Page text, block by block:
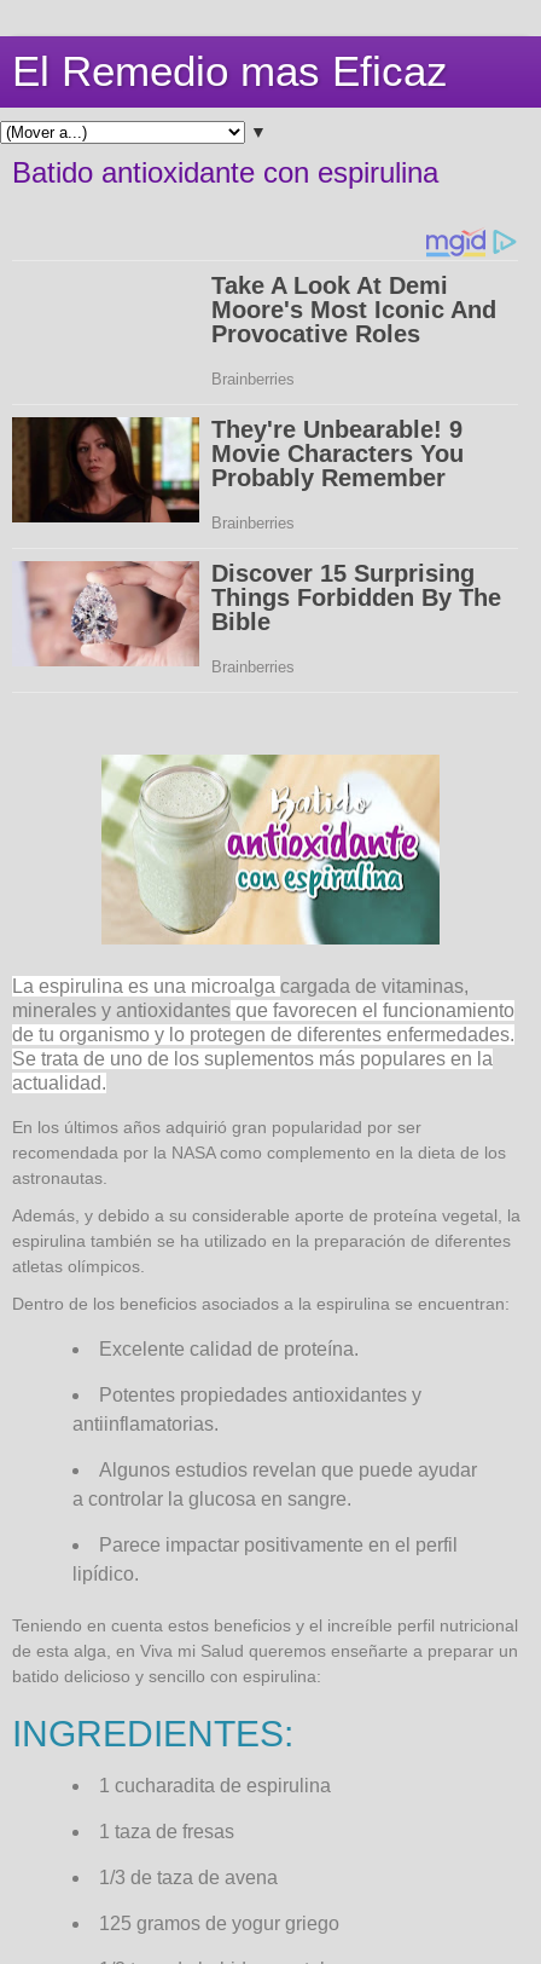
El Remedio mas Eficaz
▼
Batido antioxidante con espirulina
La espirulina es una microalga cargada de vitaminas,
minerales y antioxidantes que favorecen el funcionamiento
de tu organismo y lo protegen de diferentes enfermedades.
Se trata de uno de los suplementos más populares en la
actualidad.
En los últimos años adquirió gran popularidad por ser
recomendada por la NASA como complemento en la dieta de los
astronautas.
Además, y debido a su considerable aporte de proteína vegetal, la
espirulina también se ha utilizado en la preparación de diferentes
atletas olímpicos.
Dentro de los beneficios asociados a la espirulina se encuentran:
Excelente calidad de proteína.
Potentes propiedades antioxidantes y
antiinflamatorias.
Algunos estudios revelan que puede ayudar
a controlar la glucosa en sangre.
Parece impactar positivamente en el perfil
lipídico.
Teniendo en cuenta estos beneficios y el increíble perfil nutricional
de esta alga, en Viva mi Salud queremos enseñarte a preparar un
batido delicioso y sencillo con espirulina:
INGREDIENTES:
1 cucharadita de espirulina
1 taza de fresas
1/3 de taza de avena
125 gramos de yogur griego